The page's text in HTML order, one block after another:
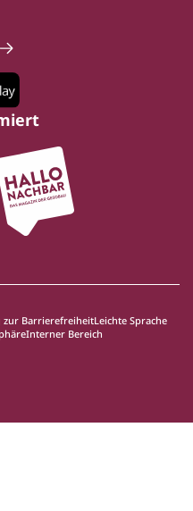
zur BarrierefreiheitLeichte Sprache
Interner Bereich